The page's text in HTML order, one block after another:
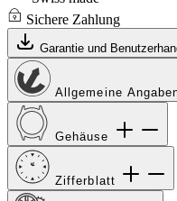
Sichere Zahlung
Garantie und
Allgemeine
Gehäuse
Zifferblatt